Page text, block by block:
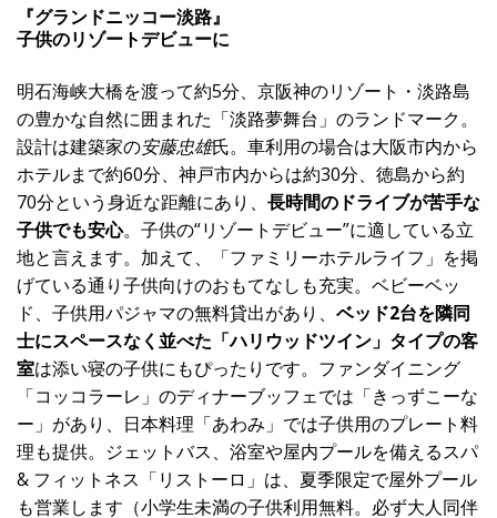
『グランドニッコー淡路』
子供のリゾートデビューに
明石海峡大橋を渡って約5分、京阪神のリゾート・淡路島
の豊かな自然に囲まれた「淡路夢舞台」のランドマーク。
設計は建築家の安藤忠雄氏。車利用の場合は大阪市内から
ホテルまで約60分、神戸市内からは約30分、徳島から約
70分という身近な距離にあり、 長時間のドライブが苦手な
子供でも安心。子供の“リゾートデビュー”に適している立
地と言えます。加えて、「ファミリーホテルライフ」を掲
げている通り子供向けのおもてなしも充実。ベビーベッ
ド、子供用パジャマの無料貸出があり、 ベッド2台を隣同
士にスペースなく並べた「ハリウッドツイン」タイプの客
室は添い寝の子供にもぴったりです。ファンダイニング
「コッコラーレ」のディナーブッフェでは「きっずこーな
ー」があり、日本料理「あわみ」では子供用のプレート料
理も提供。ジェットバス、浴室や屋内プールを備えるスパ
& フィットネス「リストーロ」は、夏季限定で屋外プール
も営業します（小学生未満の子供利用無料。必ず大人同伴